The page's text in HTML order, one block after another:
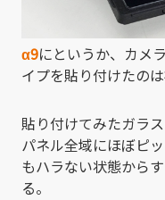
α9にというか、カメ
イプを貼り付けたのは
貼り付けてみたガラ
パネル全域にほぼピ
もハラない状態から
る。